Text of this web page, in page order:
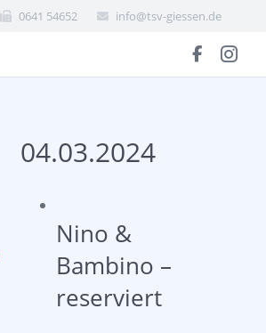
0641 54652 info@tsv-giessen.de
04.03.2024
Nino &
Bambino –
reserviert